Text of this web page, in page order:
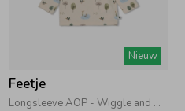
Kledingaccessoires
Nieuw
Feetje
Longsleeve AOP - Wiggle and Waddle Offwhite